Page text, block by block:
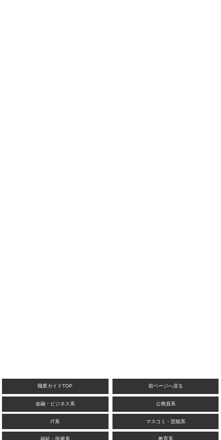
職業ガイドTOP 前ページへ戻る
金融・ビジネス系 公務員系
IT系 マスコミ・芸能系